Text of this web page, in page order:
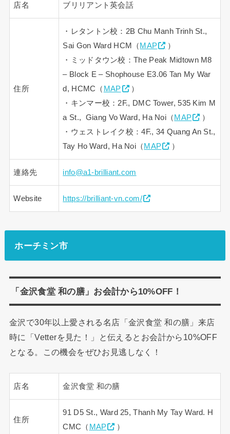
店名 ブリリアント英会話
住所
・レタントン校：2B Chu Manh Trinh St.,
Sai Gon Ward HCM（ MAP
）
・ミッドタウン校：The Peak Midtown M8
– Block E – Shophouse E3.06 Tan My War
d, HCMC（ MAP
）
・キンマー校：2F., DMC Tower, 535 Kim M
a St., Giang Vo Ward, Ha Noi（ MAP
）
・ウェストレイク校：4F., 34 Quang An St.,
Tay Ho Ward, Ha Noi（ MAP ）
連絡先 info@a1-brilliant.com
Website https://brilliant-vn.com/
ホーチミン市
「金沢食堂 和の膳」お会計から10%OFF！
金沢で30年以上愛される名店「金沢食堂 和の膳」来店
時に「Vetterを見た！」と伝えるとお会計から10%OFF
となる。この機会をぜひお見逃しなく！
店名 金沢食堂 和の膳
住所
91 D5 St., Ward 25, Thanh My Tay Ward. H
CMC（ MAP ）